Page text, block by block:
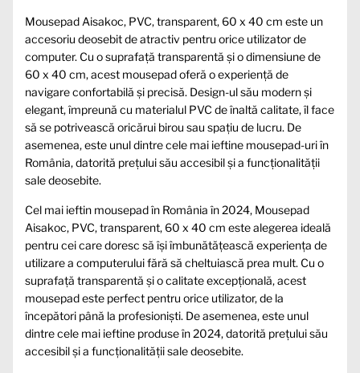
Mousepad Aisakoc, PVC, transparent, 60 x 40 cm este un
accesoriu deosebit de atractiv pentru orice utilizator de
computer. Cu o suprafață transparentă și o dimensiune de
60 x 40 cm, acest mousepad oferă o experiență de
navigare confortabilă și precisă. Design-ul său modern și
elegant, împreună cu materialul PVC de înaltă calitate, îl face
să se potrivească oricărui birou sau spațiu de lucru. De
asemenea, este unul dintre cele mai ieftine mousepad-uri în
România, datorită prețului său accesibil și a funcționalității
sale deosebite.
Cel mai ieftin mousepad în România în 2024, Mousepad
Aisakoc, PVC, transparent, 60 x 40 cm este alegerea ideală
pentru cei care doresc să își îmbunătățească experiența de
utilizare a computerului fără să cheltuiască prea mult. Cu o
suprafață transparentă și o calitate excepțională, acest
mousepad este perfect pentru orice utilizator, de la
începători până la profesioniști. De asemenea, este unul
dintre cele mai ieftine produse în 2024, datorită prețului său
accesibil și a funcționalității sale deosebite.